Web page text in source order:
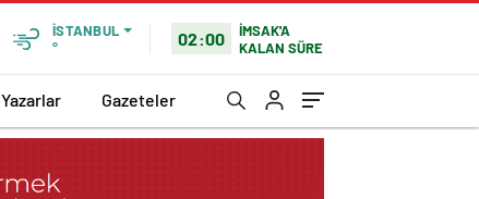
İSTANBUL
°
02:00
İMSAK'A
KALAN SÜRE
Yazarlar Gazeteler